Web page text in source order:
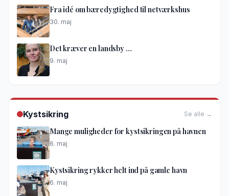
Fra idé om bæredygtighed til netværkshus
30. maj
Det kræver en landsby …
9. maj
Kystsikring Se alle →
Mange muligheder for kystsikringen på havnen
6. maj
Kystsikring rykker helt ind på gamle havn
6. maj